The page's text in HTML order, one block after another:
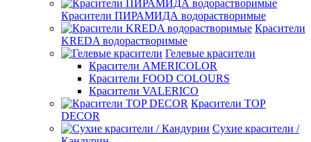
Красители ПИРАМИДА водорастворимые
Красители
KREDA водорастворимые
Гелевые красители
Красители AMERICOLOR
Красители FOOD COLOURS
Красители VALERICO
Красители TOP
DECOR
Сухие красители /